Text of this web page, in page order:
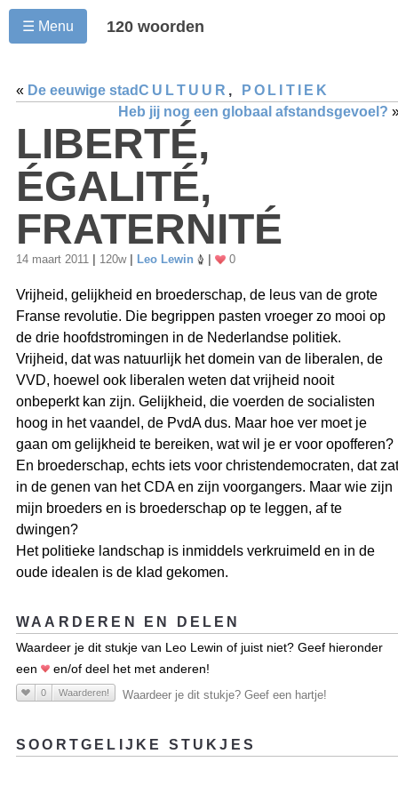
☰ Menu 120 woorden
« De eeuwige stad
Heb jij nog een globaal afstandsgevoel?
CULTUUR , POLITIEK
LIBERTÉ,
ÉGALITÉ,
FRATERNITÉ
14 maart 2011 120w Leo Lewin 0
Vrijheid, gelijkheid en broederschap, de leus van de grote
Franse revolutie. Die begrippen pasten vroeger zo mooi op
de drie hoofdstromingen in de Nederlandse politiek.
Vrijheid, dat was natuurlijk het domein van de liberalen, de
VVD, hoewel ook liberalen weten dat vrijheid nooit
onbeperkt kan zijn. Gelijkheid, die voerden de socialisten
hoog in het vaandel, de PvdA dus. Maar hoe ver moet je
gaan om gelijkheid te bereiken, wat wil je er voor opofferen?
En broederschap, echts iets voor christendemocraten, dat zat
in de genen van het CDA en zijn voorgangers. Maar wie zijn
mijn broeders en is broederschap op te leggen, af te
dwingen?
Het politieke landschap is inmiddels verkruimeld en in de
oude idealen is de klad gekomen.
WAARDEREN EN DELEN
Waardeer je dit stukje van Leo Lewin of juist niet? Geef hieronder
een
en/of deel het met anderen!
0 Waarderen! Waardeer je dit stukje? Geef een hartje!
SOORTGELIJKE STUKJES